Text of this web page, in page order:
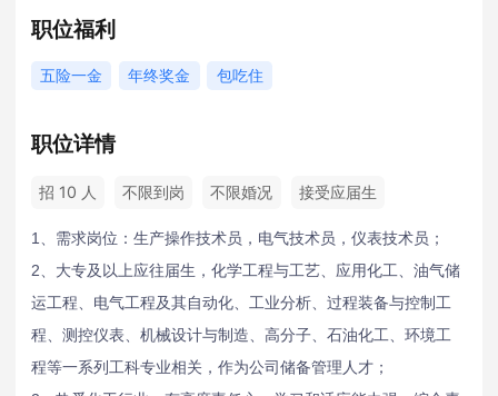
职位福利
五险一金 年终奖金 包吃住
职位详情
招 10 人 不限到岗 不限婚况 接受应届生
1、需求岗位：生产操作技术员，电气技术员，仪表技术员；
2、大专及以上应往届生，化学工程与工艺、应用化工、油气储
运工程、电气工程及其自动化、工业分析、过程装备与控制工
程、测控仪表、机械设计与制造、高分子、石油化工、环境工
程等一系列工科专业相关，作为公司储备管理人才；